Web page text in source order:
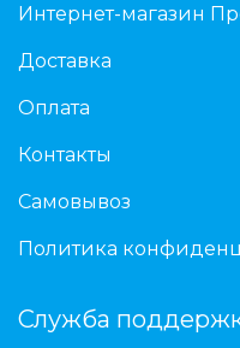
Интернет-магазин
Доставка
Оплата
Контакты
Самовывоз
Политика
Служба